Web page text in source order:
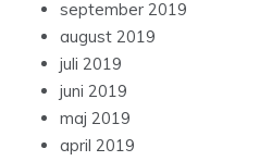
september 2019
august 2019
juli 2019
juni 2019
maj 2019
april 2019